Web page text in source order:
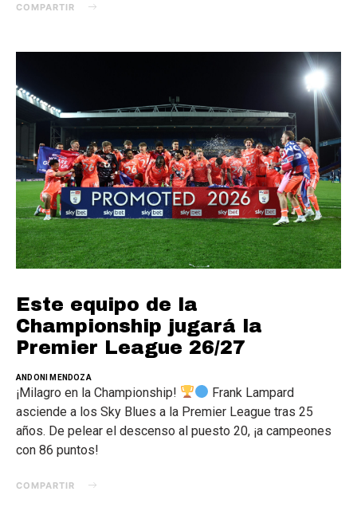
COMPARTIR
Este equipo de la
Championship jugará la
Premier League 26/27
ANDONI MENDOZA
¡Milagro en la Championship!
Frank Lampard
asciende a los Sky Blues a la Premier League tras 25
años. De pelear el descenso al puesto 20, ¡a campeones
con 86 puntos!
COMPARTIR